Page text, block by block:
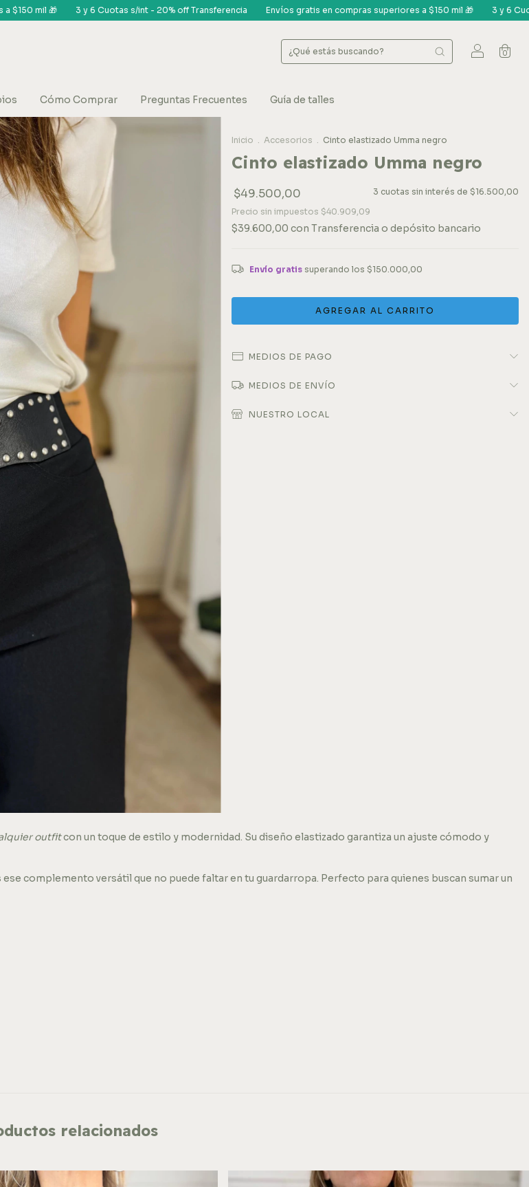
s/int - 20% off Transferencia Envíos gratis en compras superiores a $150 mil 🎁 3 y 6 Cuotas s/int - 20% off
0
Cómo Comprar Preguntas Frecuentes Guía de talles
Inicio . Accesorios . Cinto elastizado Umma negro
Cinto elastizado Umma negro
$49.500,00 3 cuotas sin interés de $16.500,00
Precio sin impuestos $40.909,09
$39.600,00 con Transferencia o depósito bancario
Envío gratis superando los $150.000,00
MEDIOS DE PAGO
MEDIOS DE ENVÍO
NUESTRO LOCAL
outfitcon un toque de estilo y modernidad. Su diseño elastizado garantiza un ajuste cómodo y
complemento versátil que no puede faltar en tu guardarropa. Perfecto para quienes buscan sumar un
relacionados